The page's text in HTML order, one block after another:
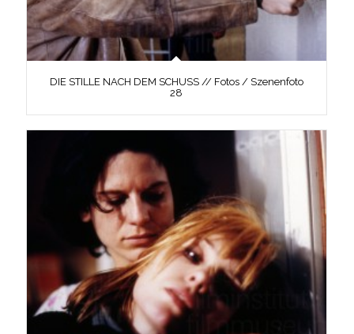
DIE STILLE NACH DEM SCHUSS // Fotos / Szenenfoto
28